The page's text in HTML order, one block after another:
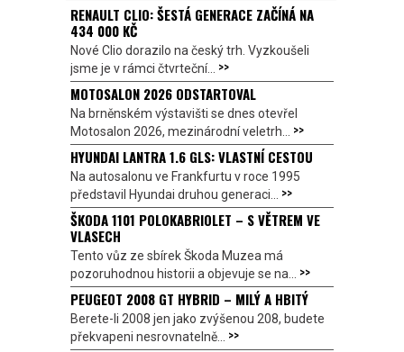
RENAULT CLIO: ŠESTÁ GENERACE ZAČÍNÁ NA
434 000 KČ
Nové Clio dorazilo na český trh. Vyzkoušeli
jsme je v rámci čtvrteční... >>
MOTOSALON 2026 ODSTARTOVAL
Na brněnském výstavišti se dnes otevřel
Motosalon 2026, mezinárodní veletrh... >>
HYUNDAI LANTRA 1.6 GLS: VLASTNÍ CESTOU
Na autosalonu ve Frankfurtu v roce 1995
představil Hyundai druhou generaci... >>
ŠKODA 1101 POLOKABRIOLET – S VĚTREM VE
VLASECH
Tento vůz ze sbírek Škoda Muzea má
pozoruhodnou historii a objevuje se na... >>
PEUGEOT 2008 GT HYBRID – MILÝ A HBITÝ
Berete-li 2008 jen jako zvýšenou 208, budete
překvapeni nesrovnatelně... >>